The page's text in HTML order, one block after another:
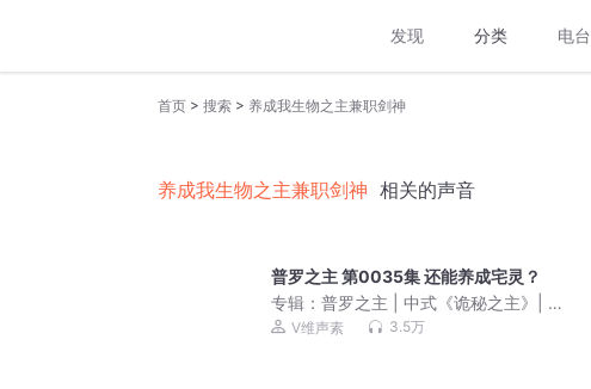
发现 分类 电台
首页 > 搜索 > 养成我生物之主兼职剑神
养成我生物之主兼职剑神 相关的声音
普罗之主 第0035集 还能养成宅灵？
专辑： 普罗之主 | 中式《诡秘之主》| 悬
疑 | 爆笑 | 玄幻 | 脑洞 | 蒸汽 | 年代 | 多
V维声素 3.5万